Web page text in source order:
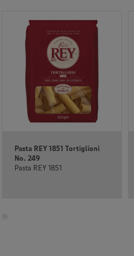
Pasta REY 1851 Tortiglioni
No. 249
Pasta REY 1851